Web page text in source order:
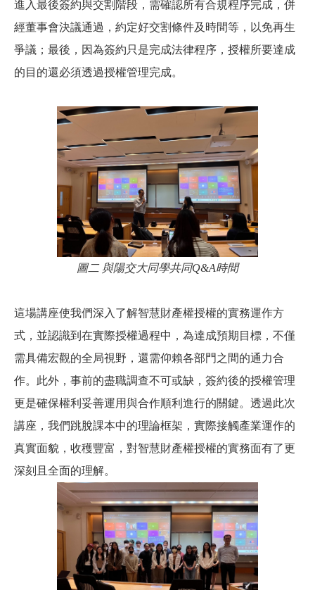
進入最後簽約與交割階段，需確認所有合規程序完成，併
經董事會決議通過，約定好交割條件及時間等，以免再生
爭議；最後，因為簽約只是完成法律程序，授權所要達成
的目的還必須透過授權管理完成。
圖二 與陽交大同學共同Q&A時間
這場講座使我們深入了解智慧財產權授權的實務運作方
式，並認識到在實際授權過程中，為達成預期目標，不僅
需具備宏觀的全局視野，還需仰賴各部門之間的通力合
作。此外，事前的盡職調查不可或缺，簽約後的授權管理
更是確保權利妥善運用與合作順利進行的關鍵。透過此次
講座，我們跳脫課本中的理論框架，實際接觸產業運作的
真實面貌，收穫豐富，對智慧財產權授權的實務面有了更
深刻且全面的理解。